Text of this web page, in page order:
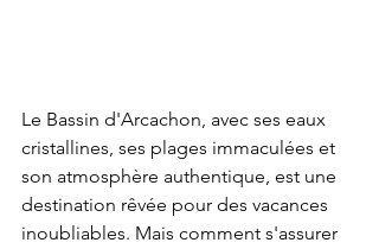
Le Bassin d'Arcachon, avec ses eaux
cristallines, ses plages immaculées et
son atmosphère authentique, est une
destination rêvée pour des vacances
inoubliables. Mais comment s'assurer